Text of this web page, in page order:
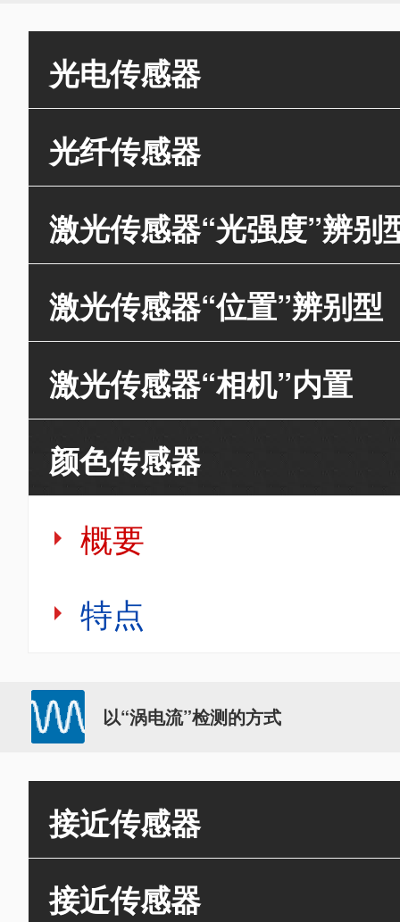
光电传感器
光纤传感器
激光传感器“光强度”辨别
激光传感器“位置”辨别型
激光传感器“相机”内置
颜色传感器
概要
特点
以“涡电流”检测的方式
接近传感器
接近传感器